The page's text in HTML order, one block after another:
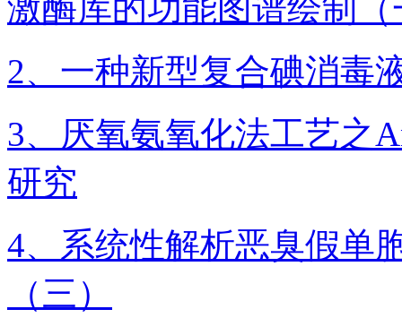
激酶库的功能图谱绘制（
2、一种新型复合碘消毒
3、厌氧氨氧化法工艺之
研究
4、系统性解析恶臭假单
（三）